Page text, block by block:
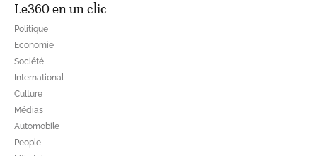
Le360 en un clic
Politique
Economie
Société
International
Culture
Médias
Automobile
People